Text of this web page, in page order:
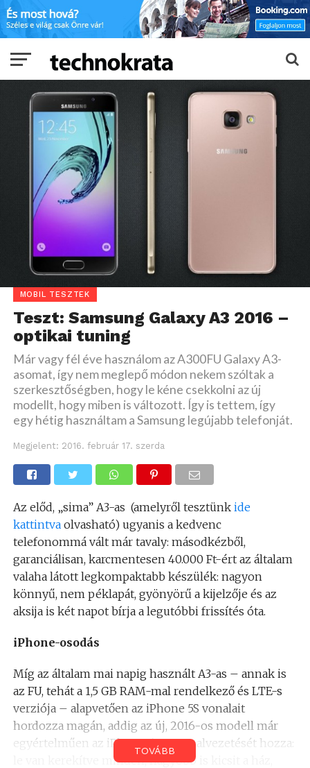
MOBIL TESZTEK
Teszt: Samsung Galaxy A3 2016 –
optikai tuning
Már vagy fél éve használom az A300FU Galaxy A3-
asomat, így nem meglepő módon nekem szóltak a
szerkesztőségben, hogy le kéne csekkolni az új
modellt, hogy miben is változott. Így is tettem, így
egy hétig használtam a Samsung legújabb telefonját.
Megjelent: 2016. február 17. szerda
Az előd, „sima” A3-as (amelyről tesztünk ide
kattintvaolvasható) ugyanis a kedvenc
telefonommá vált már tavaly: másodkézből,
garanciálisan, karcmentesen 40.000 Ft-ért az általam
valaha látott legkompaktabb készülék: nagyon
könnyű, nem péklapát, gyönyörű a kijelzője és az
aksija is két napot bírja a legutóbbi frissítés óta.
iPhone-osodás
Míg az általam mai napig használt A3-as – annak is
az FU, tehát a 1,5 GB RAM-mal rendelkező és LTE-s
verziója – alapvetően az iPhone 5S vonalait
hordozza magán, addig az új, 2016-os modell már
egyértelműen az iPhone 6-os vonalvezetését hozza:
le van kerekítve minden, nagyobb is kicsit a ház,
TOVÁBB